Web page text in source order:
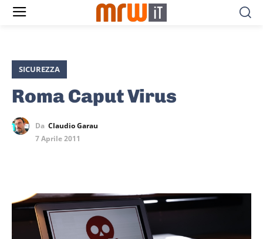
SICUREZZA
Roma Caput Virus
Da Claudio Garau
7 Aprile 2011